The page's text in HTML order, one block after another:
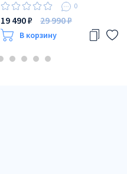
0
19 490 ₽ 29 990 ₽
В корзину